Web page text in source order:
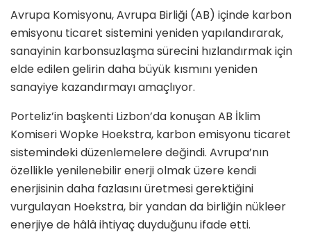
Avrupa Komisyonu, Avrupa Birliği (AB) içinde karbon
emisyonu ticaret sistemini yeniden yapılandırarak,
sanayinin karbonsuzlaşma sürecini hızlandırmak için
elde edilen gelirin daha büyük kısmını yeniden
sanayiye kazandırmayı amaçlıyor.
Porteliz’in başkenti Lizbon’da konuşan AB İklim
Komiseri Wopke Hoekstra, karbon emisyonu ticaret
sistemindeki düzenlemelere değindi. Avrupa’nın
özellikle yenilenebilir enerji olmak üzere kendi
enerjisinin daha fazlasını üretmesi gerektiğini
vurgulayan Hoekstra, bir yandan da birliğin nükleer
enerjiye de hâlâ ihtiyaç duyduğunu ifade etti.